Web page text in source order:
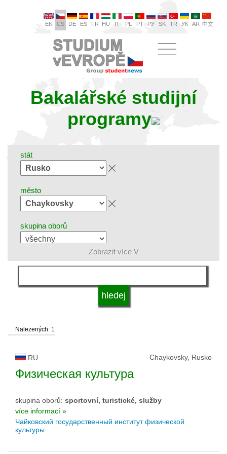
EN CS DE ES FR HU IT PL PT РУ SK TR УК AR 中文
Bakalářské studijní
programy
stát
město
skupina oborů
jazyk
status vysoké školy
Zobrazit více V
Nalezených: 1
RU Chaykovsky, Rusko
Физическая культура
skupina oborů: sportovní, turistické, služby
více informací »
Чайковский государственный институт физической
культуры